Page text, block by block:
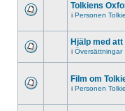
Tolkiens
i Personen
Hjälp med
i Översättningar
Film om
i Personen